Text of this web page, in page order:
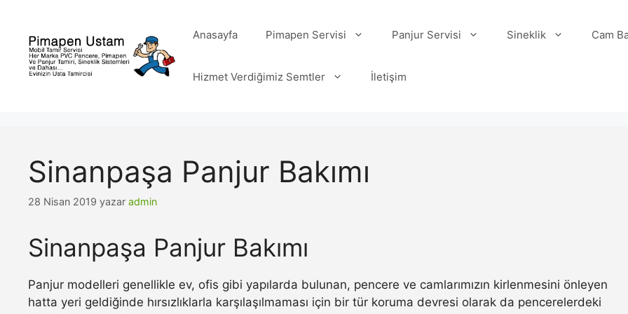
Anasayfa Pimapen Servisi Panjur Servisi Sineklik Cam
Hizmet Verdiğimiz Semtler İletişim
Sinanpaşa Panjur Bakımı
28 Nisan 2019 yazar admin
Sinanpaşa Panjur Bakımı
Panjur modelleri genellikle ev, ofis gibi yapılarda bulunan, pencere ve camlarımızın kirlenmesini önleyen
hatta yeri geldiğinde hırsızlıklarla karşılaşılmaması için bir tür koruma devresi olarak da pencerelerdeki